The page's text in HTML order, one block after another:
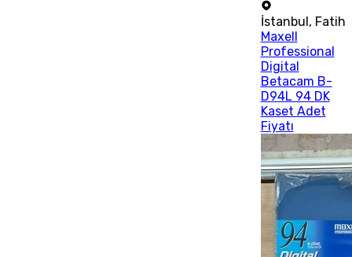
İstanbul, Fatih
Maxell
Professional
Digital
Betacam B-
D94L 94 DK
Kaset Adet
Fiyatı